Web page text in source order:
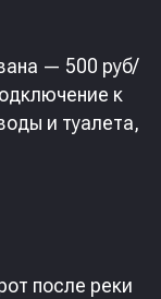
— 500 руб/
к
и туалета,
после реки